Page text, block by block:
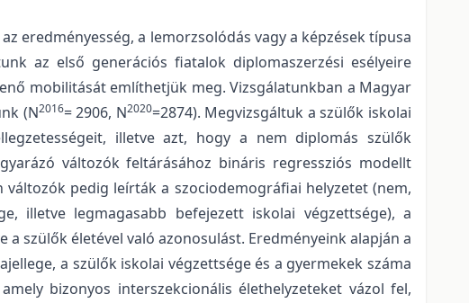
eredményesség, a lemorzsolódás vagy a képzések típusa
az első generációs fiatalok diplomaszerzési esélyeire
mobilitását említhetjük meg. Vizsgálatunkban a Magyar
(N2016= 2906, N2020=2874). Megvizsgáltuk a szülők iskolai
illetve azt, hogy a nem diplomás szülők
változók feltárásához bináris regressziós modellt
pedig leírták a szociodemográfiai helyzetet (nem,
illetve legmagasabb befejezett iskolai végzettsége), a
szülők életével való azonosulást. Eredményeink alapján a
a szülők iskolai végzettsége és a gyermekek száma
bizonyos interszekcionális élethelyzeteket vázol fel,